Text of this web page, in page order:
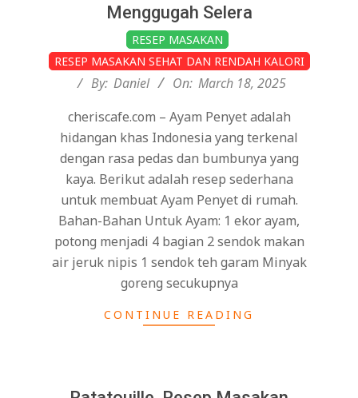
Menggugah Selera
03-
18
RESEP MASAKAN
RESEP MASAKAN SEHAT DAN RENDAH KALORI
By: Daniel On: March 18, 2025
cheriscafe.com – Ayam Penyet adalah
hidangan khas Indonesia yang terkenal
dengan rasa pedas dan bumbunya yang
kaya. Berikut adalah resep sederhana
untuk membuat Ayam Penyet di rumah.
Bahan-Bahan Untuk Ayam: 1 ekor ayam,
potong menjadi 4 bagian 2 sendok makan
air jeruk nipis 1 sendok teh garam Minyak
goreng secukupnya
CONTINUE READING